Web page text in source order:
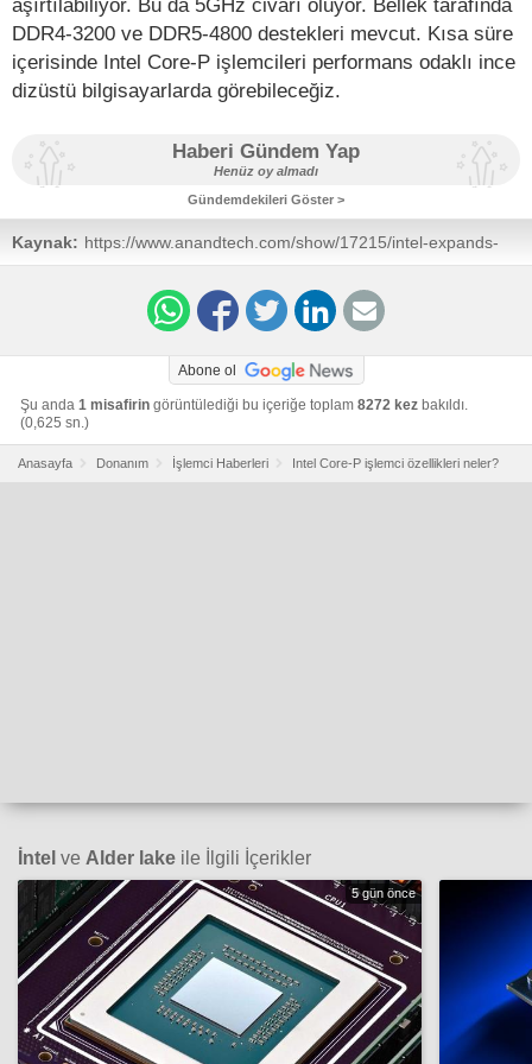
DDR4-3200 ve DDR5-4800 destekleri mevcut. Kısa süre
içerisinde Intel Core-P işlemcileri performans odaklı ince
dizüstü bilgisayarlarda görebileceğiz.
Haberi Gündem Yap
Henüz oy almadı
Gündemdekileri Göster >
Kaynak: https://www.anandtech.com/show/17215/intel-expands-
12th-gen-core-to-ultraportable-laptops-from-5cores-at-9-
Abone ol
Şu anda 1 misafirin görüntülediği bu içeriğe toplam 8272 kez bakıldı.
(0,625 sn.)
Anasayfa Donanım İşlemci Haberleri Intel Core-P işlemci özellikleri neler?
İntel ve Alder lake ile İlgili İçerikler
5 gün önce